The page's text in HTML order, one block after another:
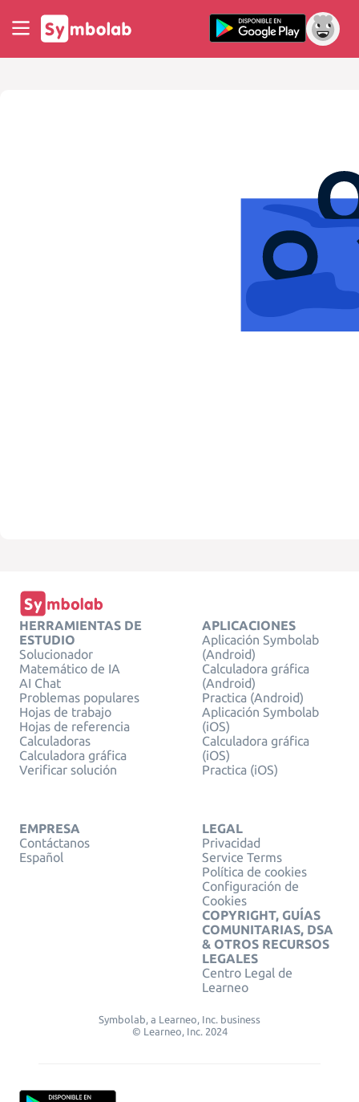
HERRAMIENTAS DE
ESTUDIO
Solucionador
Matemático de IA
AI Chat
Problemas populares
Hojas de trabajo
Hojas de referencia
Calculadoras
Calculadora gráfica
Verificar solución
APLICACIONES
Aplicación Symbolab
(Android)
Calculadora gráfica
(Android)
Practica (Android)
Aplicación Symbolab
(iOS)
Calculadora gráfica
(iOS)
Practica (iOS)
EMPRESA
Contáctanos
Español
LEGAL
Privacidad
Service Terms
Política de cookies
Configuración de
Cookies
COPYRIGHT, GUÍAS
COMUNITARIAS, DSA
& OTROS RECURSOS
LEGALES
Centro Legal de
Learneo
Symbolab, a Learneo, Inc. business
© Learneo, Inc. 2024